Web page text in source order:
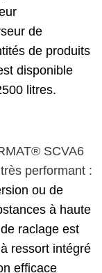
de
de produits
disponible
litres.
SCVA6
performant :
ou de
à haute
raclage est
ressort intégré
efficace